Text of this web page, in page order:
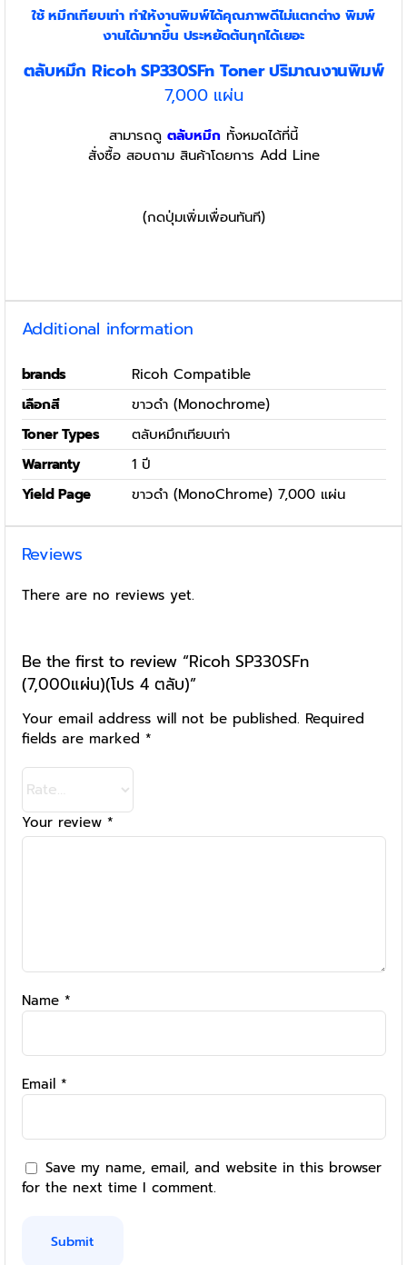
ใช้ หมึกเทียบเท่า ทำให้งานพิมพ์ได้คุณภาพดีไม่แตกต่าง พิมพ์
งานได้มากขึ้น ประหยัดต้นทุกได้เยอะ
ตลับหมึก Ricoh SP330SFn Tonerปริมาณงานพิมพ์
7,000 แผ่น
สามารถดู ตลับหมึก ทั้งหมดได้ที่นี้
สั่งซื้อ สอบถาม สินค้าโดยการ Add Line
(กดปุ่มเพิ่มเพื่อนทันที)
Additional information
brands
Ricoh Compatible
เลือกสี
ขาวดำ (Monochrome)
Toner Types
ตลับหมึกเทียบเท่า
Warranty
1 ปี
Yield Page
ขาวดำ (MonoChrome) 7,000 แผ่น
Reviews
There are no reviews yet.
Be the first to review “Ricoh SP330SFn
(7,000แผ่น)(โปร 4 ตลับ)”
Your email address will not be published. Required
fields are marked *
Your review *
Name *
Email *
Save my name, email, and website in this browser
for the next time I comment.